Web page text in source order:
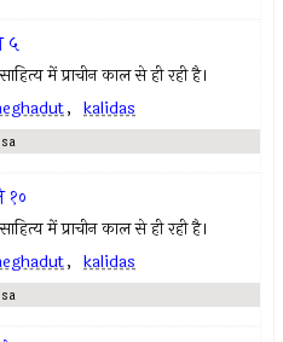
५
में प्राचीन काल से ही रही है।
, kalidas
१०
में प्राचीन काल से ही रही है।
, kalidas